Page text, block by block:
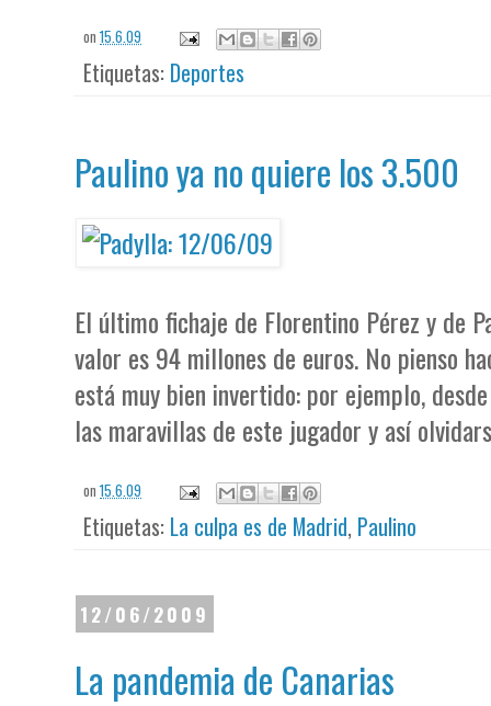
on15.6.09
Etiquetas: Deportes
Paulino ya no quiere los 3.500
El último fichaje de Florentino Pérez y de
valor es 94 millones de euros. No pienso
está muy bien invertido: por ejemplo,
las maravillas de este jugador y así
on15.6.09
Etiquetas: La culpa es de Madrid, Paulino
12/06/2009
La pandemia de Canarias